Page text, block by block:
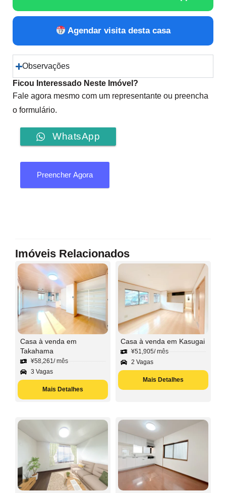
Agendar visita desta casa
Observações
Ficou Interessado Neste Imóvel?
Fale agora mesmo com um representante ou preencha
o formulário.
WhatsApp
Preencher Agora
Imóveis Relacionados
Casa à venda em
Takahama
¥58,261/ mês
3 Vagas
Mais Detalhes
Casa à venda em Kasugai
¥51,905/ mês
2 Vagas
Mais Detalhes